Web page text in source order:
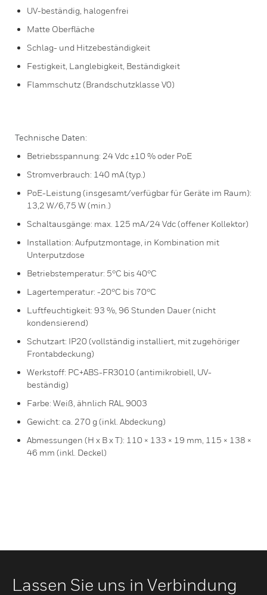
UV-beständig, halogenfrei
Matte Oberfläche
Schlag- und Hitzebeständigkeit
Festigkeit, Langlebigkeit, Beständigkeit
Flammschutz (Brandschutzklasse V0)
Technische Daten:
Betriebsspannung: 24 Vdc ±10 % oder PoE
Stromverbrauch: 140 mA (typ.)
PoE-Leistung (insgesamt/verfügbar für Geräte im Raum):
13,2 W/6,75 W (min.)
Schaltausgänge: max. 125 mA/24 Vdc (offener Kollektor)
Installation: Aufputzmontage, in Kombination mit
Unterputzdose
Betriebstemperatur: 5°C bis 40°C
Lagertemperatur: -20°C bis 70°C
Luftfeuchtigkeit: 93 %, 96 Stunden Dauer (nicht
kondensierend)
Schutzart: IP20 (vollständig installiert, mit zugehöriger
Frontabdeckung)
Werkstoff: PC+ABS-FR3010 (antimikrobiell, UV-
beständig)
Farbe: Weiß, ähnlich RAL 9003
Gewicht: ca. 270 g (inkl. Abdeckung)
Abmessungen (H x B x T): 110 × 133 × 19 mm, 115 × 138 ×
46 mm (inkl. Deckel)
Lassen Sie uns in Verbindung